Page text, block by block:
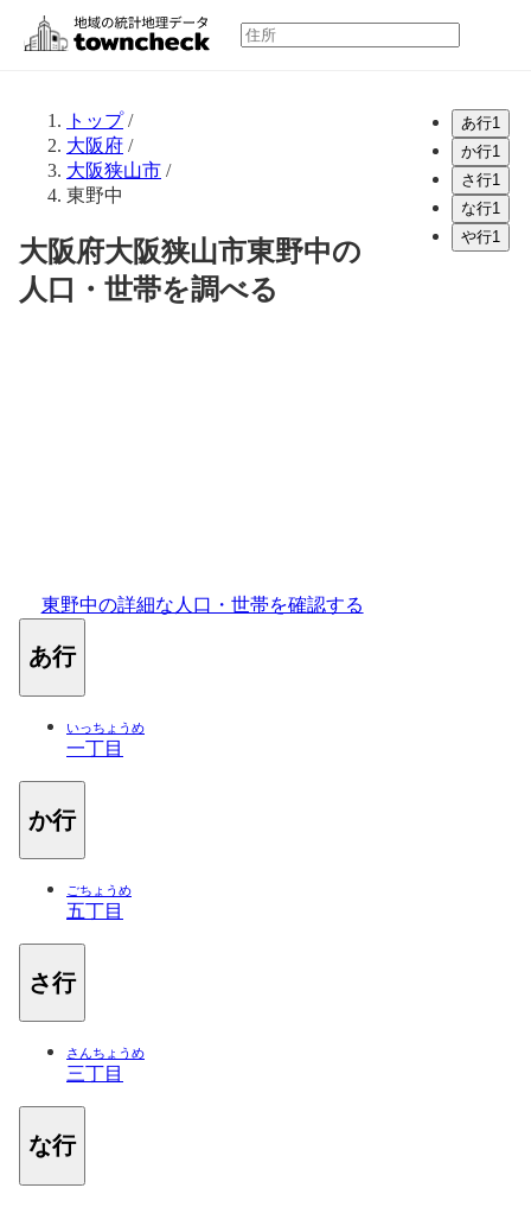
トップ/
大阪府 /
大阪狭山市 /
東野中
大阪府大阪狭山市東野中の
人口・世帯を調べる
東野中の詳細な人口・世帯を確認する
あ行
いっちょうめ
一丁目
か行
ごちょうめ
五丁目
さ行
さんちょうめ
三丁目
な行
あ行1
か行1
さ行1
な行1
や行1